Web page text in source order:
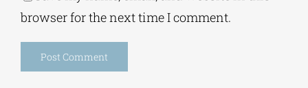
Save my name, email, and website in this